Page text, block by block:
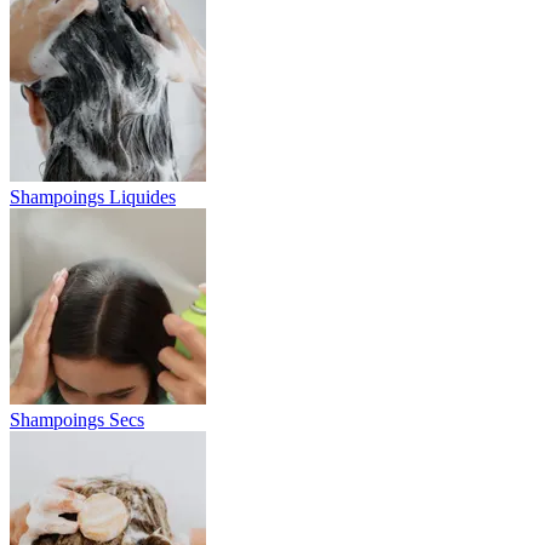
Shampoings Liquides
Shampoings Secs